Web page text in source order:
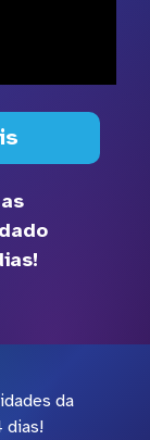
da
dias!